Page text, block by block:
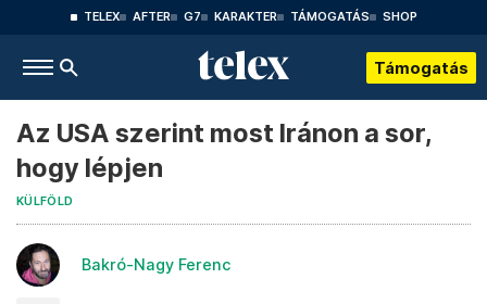
TELEX AFTER G7 KARAKTER TÁMOGATÁS SHOP
Támogatás
Az USA szerint most Iránon a sor,
hogy lépjen
KÜLFÖLD
Bakró-Nagy Ferenc